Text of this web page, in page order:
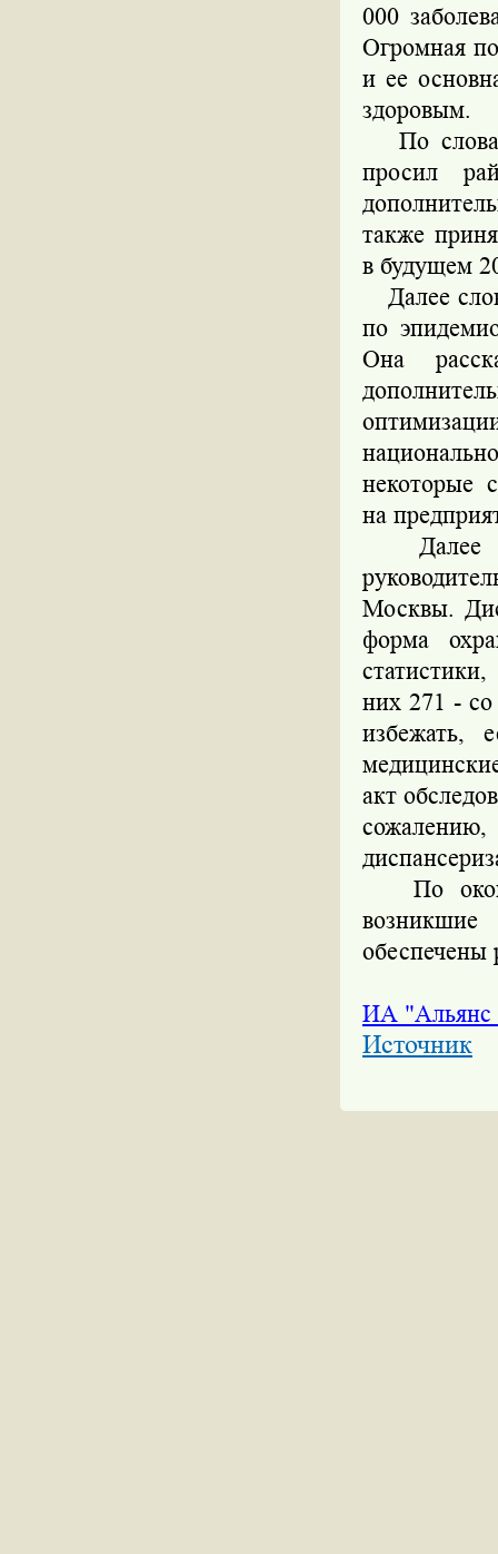
000
Огромная
и ее
здоровым.
По
просил
также
в будущем
Далее
по
Она
некоторые
на
Далее
Москвы.
форма
них 271 -
избежать,
акт
По
обеспечены
ИА "Альянс
Источник